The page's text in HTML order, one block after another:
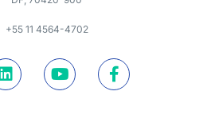
+55 11 4564-4702